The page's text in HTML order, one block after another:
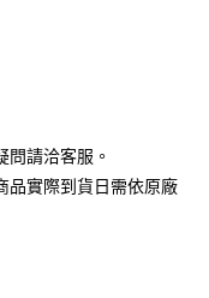
問請洽客服。
品實際到貨日需依原廠